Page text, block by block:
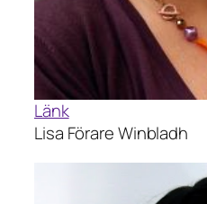
Länk
Lisa Förare Winbladh